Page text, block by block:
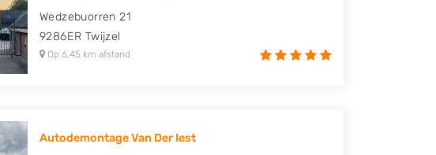
Wedzebuorren 21
9286ER Twijzel
Op 6,45 km afstand
Autodemontage Van Der Iest